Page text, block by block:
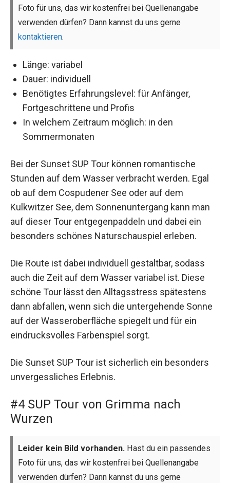
Foto für uns, das wir kostenfrei bei Quellenangabe
verwenden dürfen? Dann kannst du uns gerne
kontaktieren.
Länge: variabel
Dauer: individuell
Benötigtes Erfahrungslevel: für Anfänger,
Fortgeschrittene und Profis
In welchem Zeitraum möglich: in den
Sommermonaten
Bei der Sunset SUP Tour können romantische
Stunden auf dem Wasser verbracht werden. Egal
ob auf dem Cospudener See oder auf dem
Kulkwitzer See, dem Sonnenuntergang kann man
auf dieser Tour entgegenpaddeln und dabei ein
besonders schönes Naturschauspiel erleben.
Die Route ist dabei individuell gestaltbar, sodass
auch die Zeit auf dem Wasser variabel ist. Diese
schöne Tour lässt den Alltagsstress spätestens
dann abfallen, wenn sich die untergehende Sonne
auf der Wasseroberfläche spiegelt und für ein
eindrucksvolles Farbenspiel sorgt.
Die Sunset SUP Tour ist sicherlich ein besonders
unvergessliches Erlebnis.
#4 SUP Tour von Grimma nach
Wurzen
Leider kein Bild vorhanden. Hast du ein passendes
Foto für uns, das wir kostenfrei bei Quellenangabe
verwenden dürfen? Dann kannst du uns gerne